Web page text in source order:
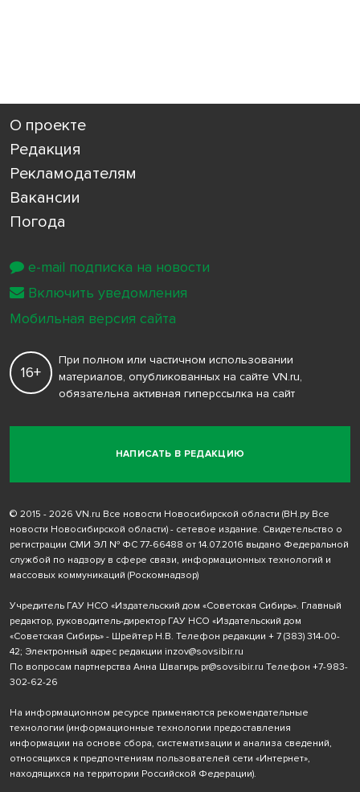
О проекте
Редакция
Рекламодателям
Вакансии
Погода
НАПИСАТЬ В РЕДАКЦИЮ
16+
При полном или частичном использовании
материалов, опубликованных на сайте VN.ru,
обязательна активная гиперссылка на сайт
© 2015 - 2026 VN.ru Все новости Новосибирской области (ВН.ру Все
новости Новосибирской области) - сетевое издание. Свидетельство о
регистрации СМИ ЭЛ № ФС 77-66488 от 14.07.2016 выдано Федеральной
службой по надзору в сфере связи, информационных технологий и
массовых коммуникаций (Роскомнадзор)
Учредитель ГАУ НСО «Издательский дом «Советская Сибирь». Главный
редактор, руководитель-директор ГАУ НСО «Издательский дом
«Советская Сибирь» - Шрейтер Н.В. Телефон редакции + 7 (383) 314-00-
42; Электронный адрес редакции inzov@sovsibir.ru
По вопросам партнерства Анна Швагирь pr@sovsibir.ru Телефон +7-983-
302-62-26
На информационном ресурсе применяются рекомендательные
технологии (информационные технологии предоставления
информации на основе сбора, систематизации и анализа сведений,
относящихся к предпочтениям пользователей сети «Интернет»,
находящихся на территории Российской Федерации).
e-mail подписка на новости
Включить уведомления
Мобильная версия сайта